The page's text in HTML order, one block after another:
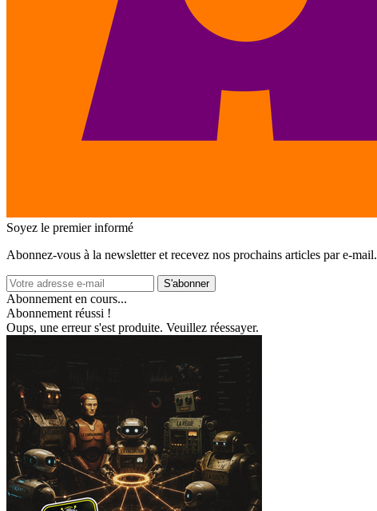
Soyez le premier informé
Abonnez‑vous à la newsletter et recevez nos prochains articles par e‑mail.
S'abonner
Abonnement en cours...
Abonnement réussi !
Oups, une erreur s'est produite. Veuillez réessayer.